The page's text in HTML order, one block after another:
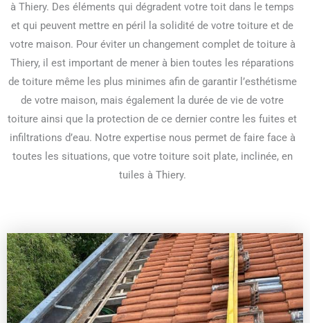
à Thiery. Des éléments qui dégradent votre toit dans le temps
et qui peuvent mettre en péril la solidité de votre toiture et de
votre maison. Pour éviter un changement complet de toiture à
Thiery, il est important de mener à bien toutes les réparations
de toiture même les plus minimes afin de garantir l’esthétisme
de votre maison, mais également la durée de vie de votre
toiture ainsi que la protection de ce dernier contre les fuites et
infiltrations d’eau. Notre expertise nous permet de faire face à
toutes les situations, que votre toiture soit plate, inclinée, en
tuiles à Thiery.